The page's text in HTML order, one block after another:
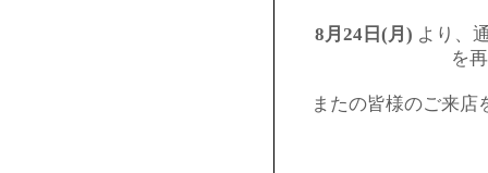
8月24日(月) より、
を
またの皆様のご来店